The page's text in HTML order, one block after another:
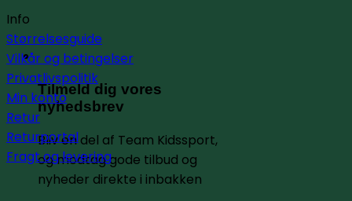
Tilmeld dig vores
nyhedsbrev
Bliv en del af Team Kidssport,
og modtag gode tilbud og
nyheder direkte i inbakken
Info
Størrelsesguide
Vilkår og betingelser
Privatlivspolitik
Min konto
Retur
Returportal
Fragt og levering